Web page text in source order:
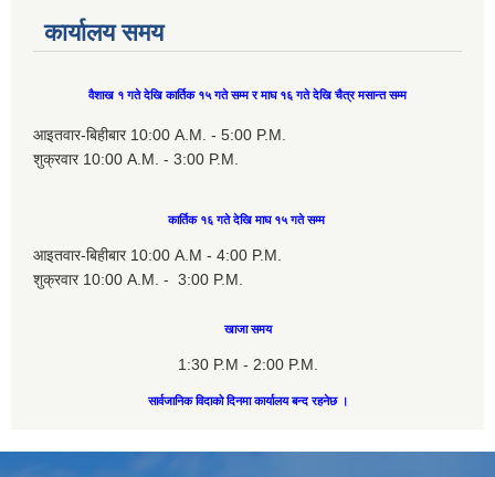
कार्यालय समय
वैशाख १ गते देखि कार्तिक १५ गते सम्म र माघ १६ गते देखि चैत्र मसान्त सम्म
आइतवार-बिहीबार 10:00 A.M. - 5:00 P.M.
शुक्रवार 10:00 A.M. - 3:00 P.M.
कार्तिक १६ गते देखि माघ १५ गते सम्म
आइतवार-बिहीबार 10:00 A.M - 4:00 P.M.
शुक्रवार 10:00 A.M. - 3:00 P.M.
खाजा समय
1:30 P.M - 2:00 P.M.
सार्वजानिक विदाको दिनमा कार्यालय बन्द रहनेछ ।